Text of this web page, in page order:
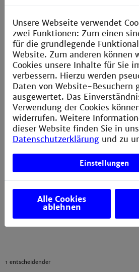
Medikamente für klinische
und wird daher besonders in der
Biotechnologie und in der
Anwendung finden.
Im Rahmen des
„Von der Natur lernen“ des
Wissenschaft, Forschung und
Württemberg (MWK) wurden 18
Forschungsansätze mit hohem
den Themenfeldern
„Natürliche Systeme“ sowie
Materialien“ zunächst in Form
Machbarkeitsstudien gefördert.
eines von 7 Vorhaben, dass die
KIT können ihre Forschung zu
zwei weitere Jahre mit
entscheidender
Unsere Webseite verwendet
zwei Funktionen: Zum einen
für die grundlegende
Website. Zum anderen können
Cookies unsere Inhalte für Sie
verbessern. Hierzu werden
Daten von Website-Besuchern
ausgewertet. Das
Verwendung der Cookies
widerrufen. Weitere
dieser Website finden Sie in
Datenschutzerklärung und zu
Einstellungen
Alle Cookies
ablehnen